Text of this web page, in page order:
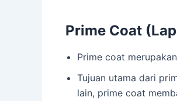
Prime Coat
Prime coat
Tujuan utama dari
lain, prime coat